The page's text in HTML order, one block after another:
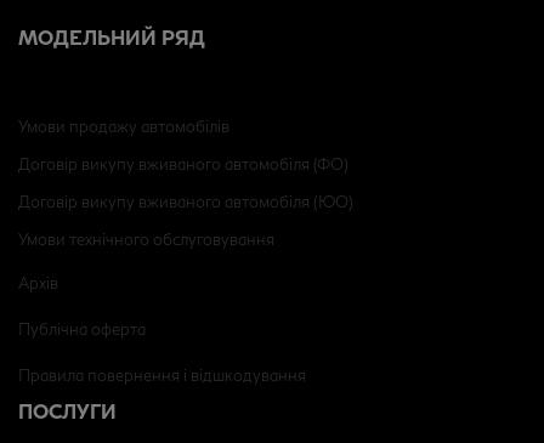
МОДЕЛЬНИЙ РЯД
Умови продажу автомобілів
Договір викупу вживаного автомобіля (ФО)
Договір викупу вживаного автомобіля (ЮО)
Умови технічного обслуговування
Архів
Публічна оферта
Правила повернення і відшкодування
ПОСЛУГИ